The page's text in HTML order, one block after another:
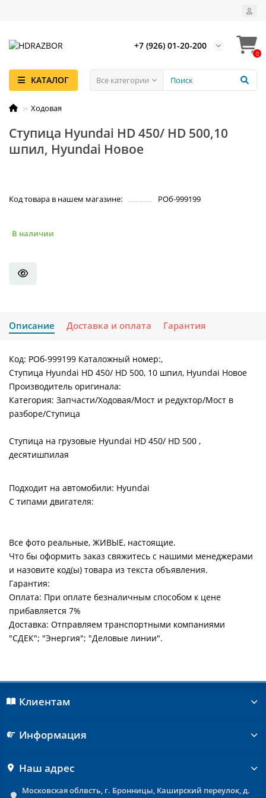
+7 (926) 01-20-200
0
КАТАЛОГ Все категории
Ходовая
Ступица Hyundai HD 450/ HD 500,10
шпил, Hyundai Новое
Код товара в нашем магазине: РОб-999199
В наличии
Описание Доставка и оплата Гарантия
Код: РОб-999199 Каталожный номер:,
Ступица Hyundai HD 450/ HD 500, 10 шпил, Hyundai Новое
Производитель оригинала:
Категория: Запчасти/Ходовая/Мост и редуктор/Мост в
разборе/Ступица
Ступица на грузовые Hyundai HD 450/ HD 500 ,
десятишпилая
Подходит на автомобили: Hyundai
С типами двигателя:
Все фото реальные, ЖИВЫЕ, настоящие.
Что бы оформить заказ свяжитесь с нашими менеджерами
и назовите код(ы) товара из текста объявления.
Гарантия:
Оплата: При оплате безналичным способом к цене
прибавляется 7%
Доставка: Отправляем транспортными компаниями
"СДЕК"; "Энергия"; "Деловые линии".
Клиентам
Информация
Наш адрес
Московская облвсть, г. Бронницы, Каширский переулок, д.